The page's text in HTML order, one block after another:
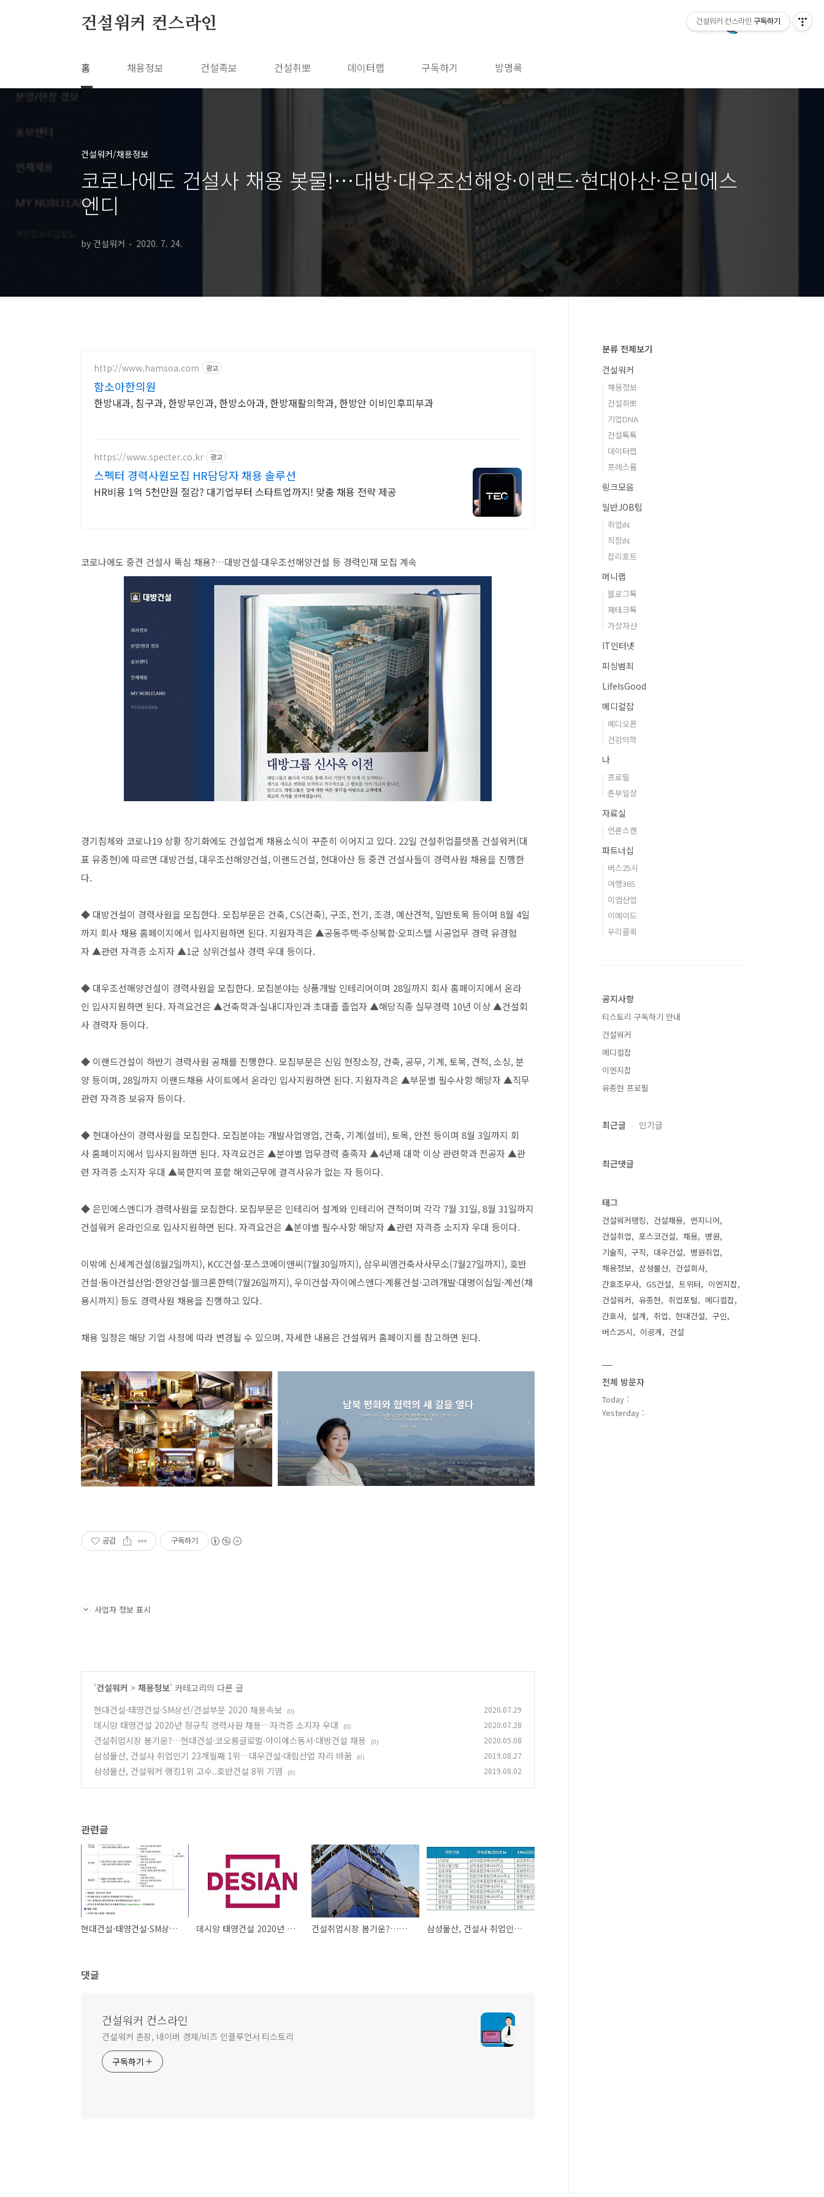
건설워커 컨스라인
홈 채용정보 건설족보 건설취뽀 데이터랩 구독하기 방명록
건설워커/채용정보
코로나에도 건설사 채용 봇물!…대방·대우조선해양·이랜드·현대아산·은민에스
엔디
by 건설워커 2020. 7. 24.
http://www.hamsoa.com 광고
함소아한의원
한방내과, 침구과, 한방부인과, 한방소아과, 한방재활의학과, 한방안 이비인후피부과
https://www.specter.co.kr 광고
스펙터 경력사원모집 HR담당자 채용 솔루션
HR비용 1억 5천만원 절감? 대기업부터 스타트업까지! 맞춤 채용 전략 제공
코로나에도 중견 건설사 뚝심 채용?…대방건설·대우조선해양건설 등 경력인재 모집 계속
경기침체와 코로나19 상황 장기화에도 건설업계 채용소식이 꾸준히 이어지고 있다. 22일 건설취업플랫폼 건설워커(대
표 유종현)에 따르면 대방건설, 대우조선해양건설, 이랜드건설, 현대아산 등 중견 건설사들이 경력사원 채용을 진행한
다.
◆ 대방건설이 경력사원을 모집한다. 모집부문은 건축, CS(건축), 구조, 전기, 조경, 예산견적, 일반토목 등이며 8월 4일
까지 회사 채용 홈페이지에서 입사지원하면 된다. 지원자격은 ▲공동주택·주상복합·오피스텔 시공업무 경력 유경험
자 ▲관련 자격증 소지자 ▲1군 상위건설사 경력 우대 등이다.
◆ 대우조선해양건설이 경력사원을 모집한다. 모집분야는 상품개발 인테리어이며 28일까지 회사 홈페이지에서 온라
인 입사지원하면 된다. 자격요건은 ▲건축학과·실내디자인과 초대졸 졸업자 ▲해당직종 실무경력 10년 이상 ▲건설회
사 경력자 등이다.
◆ 이랜드건설이 하반기 경력사원 공채를 진행한다. 모집부문은 신임 현장소장, 건축, 공무, 기계, 토목, 견적, 소싱, 분
양 등이며, 28일까지 이랜드채용 사이트에서 온라인 입사지원하면 된다. 지원자격은 ▲부문별 필수사항 해당자 ▲직무
관련 자격증 보유자 등이다.
◆ 현대아산이 경력사원을 모집한다. 모집분야는 개발사업영업, 건축, 기계(설비), 토목, 안전 등이며 8월 3일까지 회
사 홈페이지에서 입사지원하면 된다. 자격요건은 ▲분야별 업무경력 충족자 ▲4년제 대학 이상 관련학과 전공자 ▲관
련 자격증 소지자 우대 ▲북한지역 포함 해외근무에 결격사유가 없는 자 등이다.
◆ 은민에스엔디가 경력사원을 모집한다. 모집부문은 인테리어 설계와 인테리어 견적이며 각각 7월 31일, 8월 31일까지
건설워커 온라인으로 입사지원하면 된다. 자격요건은 ▲분야별 필수사항 해당자 ▲관련 자격증 소지자 우대 등이다.
이밖에 신세계건설(8월2일까지), KCC건설·포스코에이앤씨(7월30일까지), 삼우씨엠건축사사무소(7월27일까지), 호반
건설·동아건설산업·한양건설·웰크론한텍(7월26일까지), 우미건설·자이에스앤디·계룡건설·고려개발·대명이십일·계선(채
용시까지) 등도 경력사원 채용을 진행하고 있다.
채용 일정은 해당 기업 사정에 따라 변경될 수 있으며, 자세한 내용은 건설워커 홈페이지를 참고하면 된다.
공감 구독하기
사업자 정보 표시
'건설워커 > 채용정보' 카테고리의 다른 글
현대건설·태영건설·SM상선/건설부문 2020 채용속보
(0) 2020.07.29
데시앙 태영건설 2020년 정규직 경력사원 채용…자격증 소지자 우대 (0) 2020.07.28
건설취업시장 봄기운?…현대건설·코오롱글로벌·아이에스동서·대방건설 채용 (0) 2020.05.08
삼성물산, 건설사 취업인기 23개월째 1위​…대우건설·대림산업 자리 바꿈 (0) 2019.08.27
삼성물산, 건설워커 랭킹1위 고수..호반건설 8위 기염 (0) 2019.08.02
관련글
현대건설·태영건설·SM상선/건설부문 2020 채용속보 데시앙 태영건설 2020년 정규직 경력사원 채용…자격증 소지자 우대 건설취업시장 봄기운?…현대건설·코오롱글로벌·아이에스동서·대방건설 채용 삼성물산, 건설사 취업인기 23개월째 1위​…대우건설·대림산업 자리 바꿈
댓글
건설워커 컨스라인
건설워커 촌장, 네이버 경제/비즈 인플루언서 티스토리
구독하기
분류 전체보기
건설워커
채용정보
건설취뽀
기업DNA
건설톡톡
데이터랩
프레스룸
링크모음
일반JOB팁
취업iN
직장iN
잡리포트
머니랩
블로그톡
재테크톡
가상자산
IT인터넷
피싱범죄
LifeIsGood
메디컬잡
메디오픈
건강의학
나
프로필
촌부일상
자료실
언론스캔
파트너십
버스25시
여행365
이엠산업
이메이드
우리콜퀵
공지사항
티스토리 구독하기 안내
건설워커
메디컬잡
이엔지잡
유종현 프로필
최근글 인기글
최근댓글
태그
건설워커랭킹 건설채용
엔지니어
건설취업
포스코건설 채용
병원
기술직
구직 대우건설
병원취업
채용정보
삼성물산
건설회사
간호조무사
GS건설 트위터
이엔지잡
건설워커
유종현 취업포털
메디컬잡
간호사
설계 취업 현대건설
구인
버스25시
이공계 건설
전체 방문자
Today :
Yesterday :
건설워커 컨스라인 구독하기